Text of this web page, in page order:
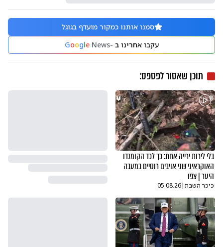
סמנו אותנו כמקור מועדף בגוגל
עקבו אחרינו ב -
GoogleNews
תוכן שאסור לפספס:
בלי לירות ירייה אחת: כך לכד הקומנדו
האוקראיני שני אויבים רוסיים במעבה
היער | צפו
כיכר השבת|
05.08.26